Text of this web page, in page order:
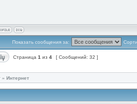
Показать сообщения за:
Страница 1 из 4 [ Сообщений: 32 ]
» Интернет